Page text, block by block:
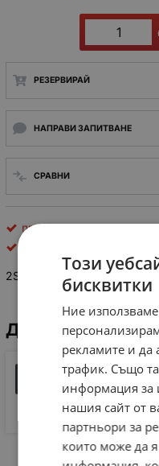
РЕЗЕРВИРАЙ
НАПРАВИ ЗАПИТВАНЕ
СРАВНИ
npn биполярни
2SC1383: NPN 30/25V/1A
ДОКУМЕНТИ ЗА
2SC1383 - Silicon
frequency power
amplification) -
Този
бисквитки
Ние
рекламите и
трафик. Също
информация за
нашия сайт от
партньори за
които може да